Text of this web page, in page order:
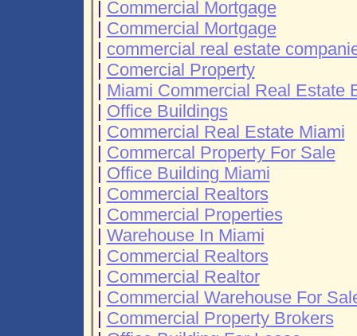
| Commercial Mortgage
| Commercial Mortgage
| commercial real estate
| Comercial Property
| Miami Commercial Real Estate
| Office Buildings
| Commercial Real Estate Miami
| Commercal Property For Sale
| Office Building Miami
| Commercial Realtors
| Commercial Properties
| Warehouse In Miami
| Commercial Realtors
| Commercial Realtor
| Commercial Warehouse For
| Commercial Property Brokers